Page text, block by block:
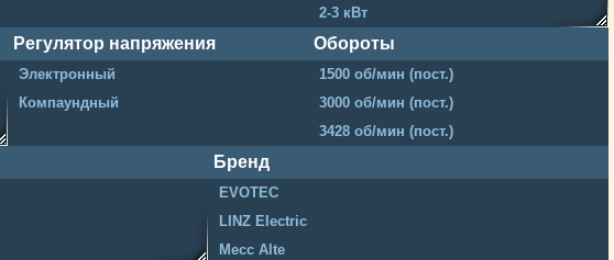
2-3 кВт
3-4 кВт
4-5 кВт
5-6 кВт
6-7 кВт
12-15 кВт
Регулятор напряжения
Электронный
Компаундный
Обороты
1500 об/мин (пост.)
3000 об/мин (пост.)
3428 об/мин (пост.)
Бренд
EVOTEC
LINZ Electric
Mecc Alte